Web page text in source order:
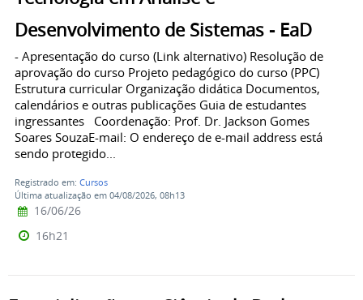
Desenvolvimento de Sistemas - EaD
- Apresentação do curso (Link alternativo) Resolução de
aprovação do curso Projeto pedagógico do curso (PPC)
Estrutura curricular Organização didática Documentos,
calendários e outras publicações Guia de estudantes
ingressantes Coordenação: Prof. Dr. Jackson Gomes
Soares SouzaE-mail: O endereço de e-mail address está
sendo protegido...
Registrado em: Cursos
Última atualização em 04/08/2026, 08h13
16/06/26
16h21